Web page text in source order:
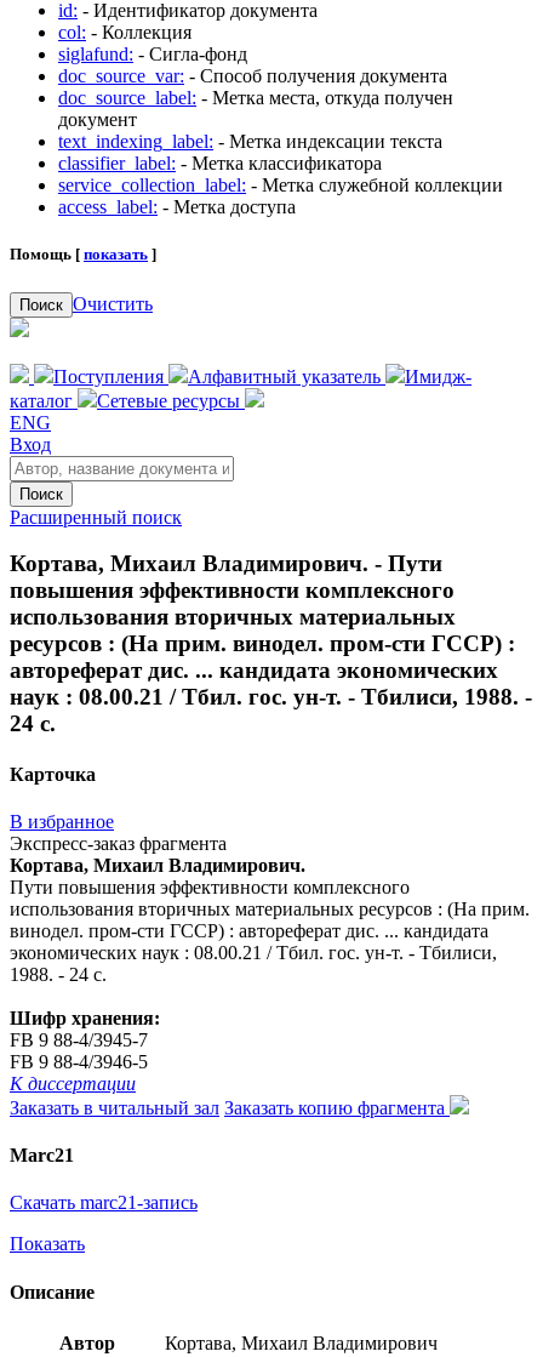
id: - Идентификатор документа
col: - Коллекция
siglafund: - Сигла-фонд
doc_source_var: - Способ получения документа
doc_source_label: - Метка места, откуда получен
документ
text_indexing_label: - Метка индексации текста
classifier_label: - Метка классификатора
service_collection_label: - Метка служебной коллекции
access_label: - Метка доступа
Помощь [ показать ]
Поиск Очистить
Поступления Алфавитный указатель
Имидж-
каталог
Сетевые ресурсы
ENG
Вход
Поиск
Расширенный поиск
Кортава, Михаил Владимирович. - Пути
повышения эффективности комплексного
использования вторичных материальных
ресурсов : (На прим. винодел. пром-сти ГССР) :
автореферат дис. ... кандидата экономических
наук : 08.00.21 / Тбил. гос. ун-т. - Тбилиси, 1988. -
24 с.
Карточка
В избранное
Экспресс-заказ фрагмента
Кортава, Михаил Владимирович.
Пути повышения эффективности комплексного
использования вторичных материальных ресурсов : (На прим.
винодел. пром-сти ГССР) : автореферат дис. ... кандидата
экономических наук : 08.00.21 / Тбил. гос. ун-т. - Тбилиси,
1988. - 24 с.
Шифр хранения:
FB 9 88-4/3945-7
FB 9 88-4/3946-5
К диссертации
Заказать в читальный зал Заказать копию фрагмента
Marc21
Скачать marc21-запись
Показать
Описание
Автор Кортава, Михаил Владимирович